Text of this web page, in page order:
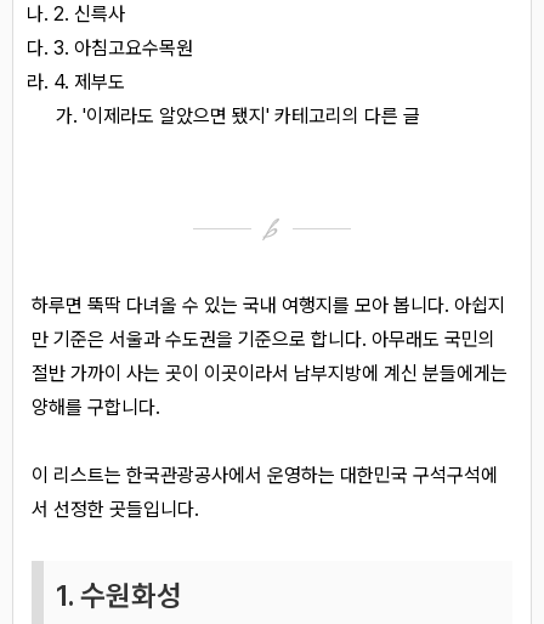
2. 신륵사
3. 아침고요수목원
4. 제부도
'이제라도 알았으면 됐지' 카테고리의 다른 글
하루면 뚝딱 다녀올 수 있는 국내 여행지를 모아 봅니다. 아쉽지
만 기준은 서울과 수도권을 기준으로 합니다. 아무래도 국민의
절반 가까이 사는 곳이 이곳이라서 남부지방에 계신 분들에게는
양해를 구합니다.
이 리스트는 한국관광공사에서 운영하는 대한민국 구석구석에
서 선정한 곳들입니다.
1. 수원화성